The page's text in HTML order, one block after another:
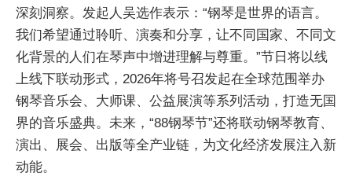
深刻洞察。发起人吴选作表示：“钢琴是世界的语言。
我们希望通过聆听、演奏和分享，让不同国家、不同文
化背景的人们在琴声中增进理解与尊重。”节日将以线
上线下联动形式，2026年将号召发起在全球范围举办
钢琴音乐会、大师课、公益展演等系列活动，打造无国
界的音乐盛典。未来，“88钢琴节”还将联动钢琴教育、
演出、展会、出版等全产业链，为文化经济发展注入新
动能。